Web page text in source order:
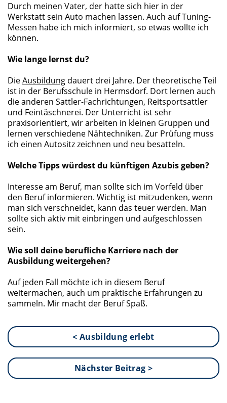
Durch meinen Vater, der hatte sich hier in der
Werkstatt sein Auto machen lassen. Auch auf Tuning-
Messen habe ich mich informiert, so etwas wollte ich
können.
Wie lange lernst du?
DieAusbildung dauert drei Jahre. Der theoretische Teil
ist in der Berufsschule in Hermsdorf. Dort lernen auch
die anderen Sattler-Fachrichtungen, Reitsportsattler
und Feintäschnerei. Der Unterricht ist sehr
praxisorientiert, wir arbeiten in kleinen Gruppen und
lernen verschiedene Nähtechniken. Zur Prüfung muss
ich einen Autositz zeichnen und neu besatteln.
Welche Tipps würdest du künftigen Azubis geben?
Interesse am Beruf, man sollte sich im Vorfeld über
den Beruf informieren. Wichtig ist mitzudenken, wenn
man sich verschneidet, kann das teuer werden. Man
sollte sich aktiv mit einbringen und aufgeschlossen
sein.
Wie soll deine berufliche Karriere nach der
Ausbildung weitergehen?
Auf jeden Fall möchte ich in diesem Beruf
weitermachen, auch um praktische Erfahrungen zu
sammeln. Mir macht der Beruf Spaß.
< Ausbildung erlebt
Nächster Beitrag >